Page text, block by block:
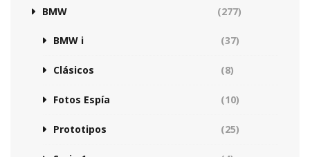
BMW (277)
BMW i (37)
Clásicos (8)
Fotos Espía (10)
Prototipos (25)